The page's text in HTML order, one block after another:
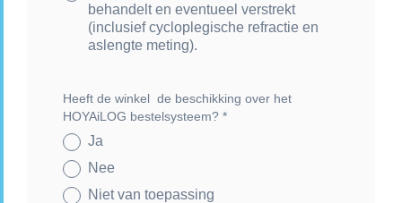
behandelt en eventueel verstrekt
(inclusief cycloplegische refractie en
aslengte meting).
Heeft de winkel de beschikking over het
HOYAiLOG bestelsysteem? *
Ja
Nee
Niet van toepassing